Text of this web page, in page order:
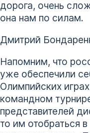
дорога, очень
она нам по силам.
Дмитрий
Напомним, что
уже обеспечили
Олимпийских
командном
представителей
то им отобраться